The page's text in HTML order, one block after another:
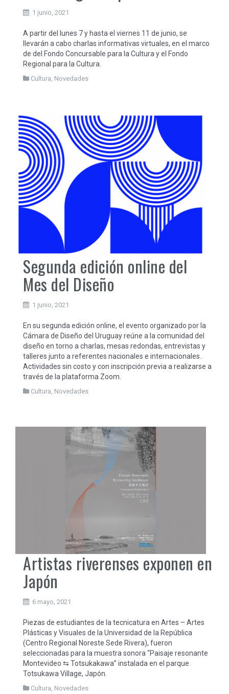
1 junio, 2021
A partir del lunes 7 y hasta el viernes 11 de junio, se
llevarán a cabo charlas informativas virtuales, en el marco
de del Fondo Concursable para la Cultura y el Fondo
Regional para la Cultura.
Cultura, Novedades
Segunda edición online del
Mes del Diseño
1 junio, 2021
En su segunda edición online, el evento organizado por la
Cámara de Diseño del Uruguay reúne a la comunidad del
diseño en torno a charlas, mesas redondas, entrevistas y
talleres junto a referentes nacionales e internacionales.
Actividades sin costo y con inscripción previa a realizarse a
través de la plataforma Zoom.
Cultura, Novedades
Artistas riverenses exponen en
Japón
6 mayo, 2021
Piezas de estudiantes de la tecnicatura en Artes – Artes
Plásticas y Visuales de la Universidad de la República
(Centro Regional Noreste Sede Rivera), fueron
seleccionadas para la muestra sonora “Paisaje resonante
Montevideo ⇆ Totsukakawa” instalada en el parque
Totsukawa Village, Japón.
Cultura Novedades